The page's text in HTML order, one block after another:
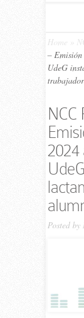
Home
–
UdeG
NCC
2024
Posted by